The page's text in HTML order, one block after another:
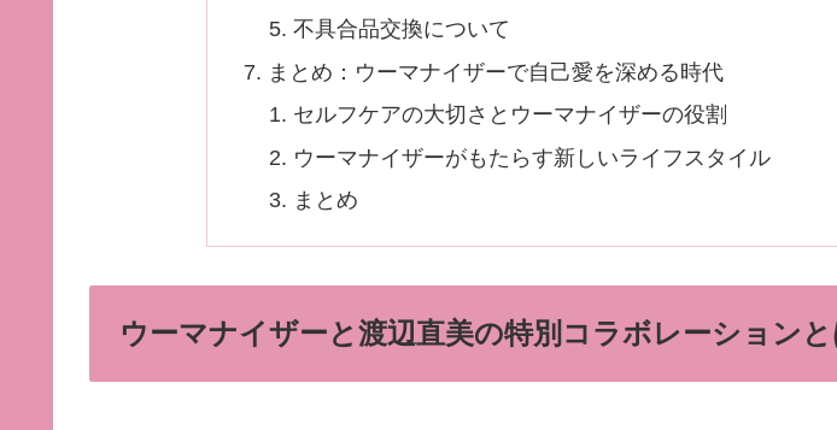
不具合品交換について
まとめ：ウーマナイザーで自己愛を深める時代
セルフケアの大切さとウーマナイザーの役割
ウーマナイザーがもたらす新しいライフスタイル
まとめ
ウーマナイザーと渡辺直美の特別コラボレーションと